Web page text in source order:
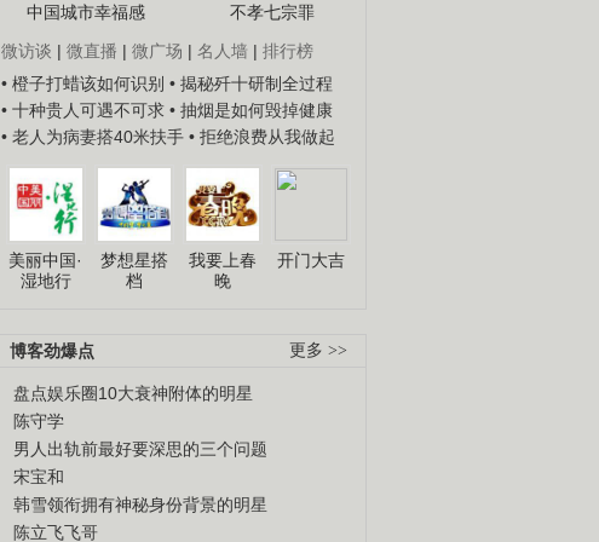
中国城市幸福感
不孝七宗罪
微访谈 | 微直播 | 微广场 | 名人墙 | 排行榜
• 橙子打蜡该如何识别 • 揭秘歼十研制全过程
• 十种贵人可遇不可求 • 抽烟是如何毁掉健康
• 老人为病妻搭40米扶手 • 拒绝浪费从我做起
美丽中国·
湿地行
梦想星搭
档
我要上春
晚
开门大吉
更多 >>
博客劲爆点
盘点娱乐圈10大衰神附体的明星
陈守学
男人出轨前最好要深思的三个问题
宋宝和
韩雪领衔拥有神秘身份背景的明星
陈立飞飞哥